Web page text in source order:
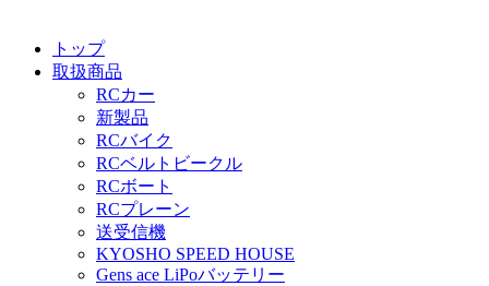
トップ
取扱商品
RCカー
新製品
RCバイク
RCベルトビークル
RCボート
RCプレーン
送受信機
KYOSHO SPEED HOUSE
Gens ace LiPoバッテリー